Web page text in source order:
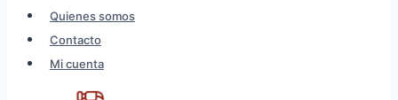
Quienes somos
Contacto
Mi cuenta